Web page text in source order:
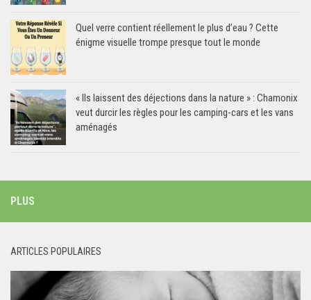
Quel verre contient réellement le plus d’eau ? Cette
énigme visuelle trompe presque tout le monde
« Ils laissent des déjections dans la nature » : Chamonix
veut durcir les règles pour les camping-cars et les vans
aménagés
PLUS
ARTICLES POPULAIRES